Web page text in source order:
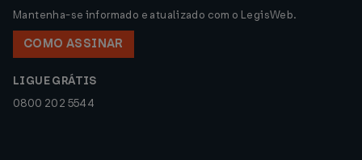
Mantenha-se informado e atualizado com o LegisWeb.
COMO ASSINAR
LIGUE GRÁTIS
0800 202 5544